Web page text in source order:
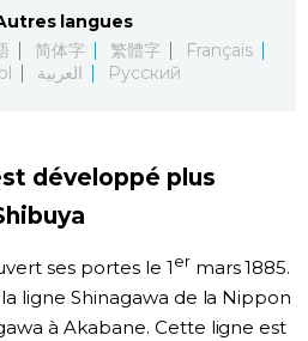
langues
简体字 繁體字
Français
العربية Русский
développé plus
ses portes le 1 ermars 1885.
ligne Shinagawa de la Nippon
à Akabane. Cette ligne est